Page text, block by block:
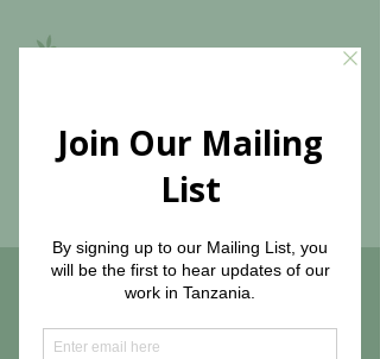
The Olive Branch for
cuidado de la